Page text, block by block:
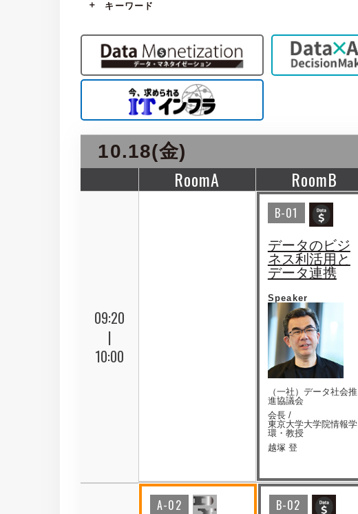
キーワード
10.18(金)
RoomA RoomB
09:20
|
10:00
B-01
データのビジ
ネス利活用と
データ連携
Speaker
（一社）データ社会推
進協議会
会長 /
東京大学大学院情報学
環・教授
越塚 登
A-02 B-02